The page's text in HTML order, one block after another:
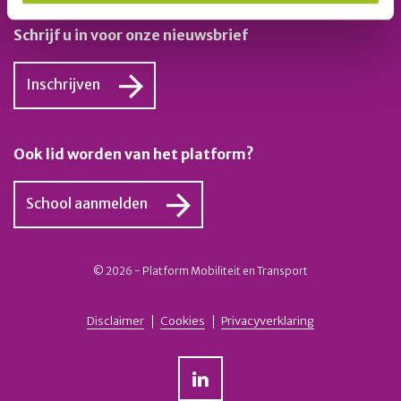
Schrijf u in voor onze nieuwsbrief
Inschrijven
Ook lid worden van het platform?
School aanmelden
© 2026 - Platform Mobiliteit en Transport
Disclaimer Cookies Privacyverklaring